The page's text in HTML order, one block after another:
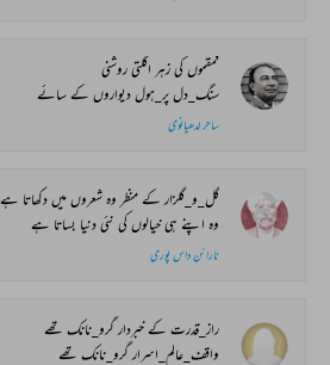
قمقموں کی زہر اگلتی روشنی
سنگ_دل پر_ہول دیواروں کے سائے
ساحر لدھیانوی
گل_و_گلزار کے منظر وہ شعروں میں دکھاتا ہے
وہ اپنے ہی خیالوں کی نئی دنیا بساتا ہے
نارائن داس پوری
راز_قدرت کے خبردار گرو_نانک تھے
واقف_عالم_اسرار گرو_نانک تھے